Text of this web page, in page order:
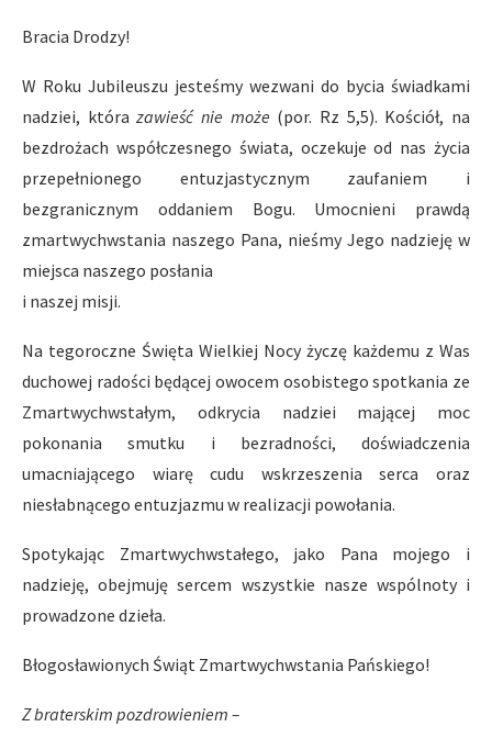
Bracia Drodzy!
W Roku Jubileuszu jesteśmy wezwani do bycia świadkami
nadziei, którazawieść nie może (por. Rz 5,5). Kościół, na
bezdrożach współczesnego świata, oczekuje od nas życia
przepełnionego entuzjastycznym zaufaniem i
bezgranicznym oddaniem Bogu. Umocnieni prawdą
zmartwychwstania naszego Pana, nieśmy Jego nadzieję w
miejsca naszego posłania
i naszej misji.
Na tegoroczne Święta Wielkiej Nocy życzę każdemu z Was
duchowej radości będącej owocem osobistego spotkania ze
Zmartwychwstałym, odkrycia nadziei mającej moc
pokonania smutku i bezradności, doświadczenia
umacniającego wiarę cudu wskrzeszenia serca oraz
niesłabnącego entuzjazmu w realizacji powołania.
Spotykając Zmartwychwstałego, jako Pana mojego i
nadzieję, obejmuję sercem wszystkie nasze wspólnoty i
prowadzone dzieła.
Błogosławionych Świąt Zmartwychwstania Pańskiego!
Z braterskim pozdrowieniem –